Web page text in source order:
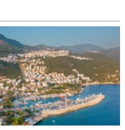
საათამდე შემცირებული" -
ირაკლი კობახიძე
15:17 / 06-08-2026
შემოსავლების სამსახურში
აზერბაიჯანული მედიის მიერ
გავრცელებულ ინფორმაციას
პასუხობენ
13:39 / 06-08-2026